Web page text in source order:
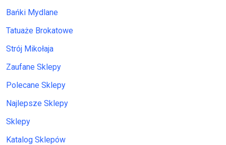
Bańki Mydlane
Tatuaże Brokatowe
Strój Mikołaja
Zaufane Sklepy
Polecane Sklepy
Najlepsze Sklepy
Sklepy
Katalog Sklepów